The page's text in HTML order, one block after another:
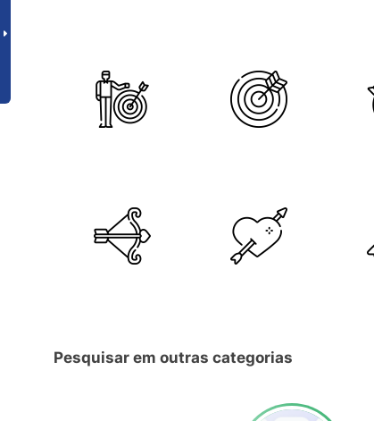
Pesquisar em outras categorias